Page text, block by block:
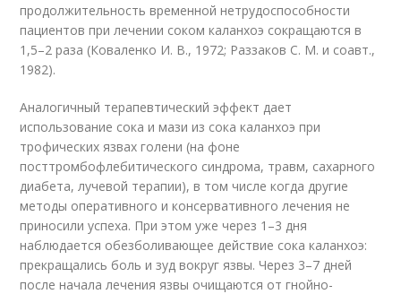
продолжительность временной нетрудоспособности
пациентов при лечении соком каланхоэ сокращаются в
1,5–2 раза (Коваленко И. В., 1972; Раззаков С. М. и соавт.,
1982).
Аналогичный терапевтический эффект дает
использование сока и мази из сока каланхоэ при
трофических язвах голени (на фоне
посттромбофлебитического синдрома, травм, сахарного
диабета, лучевой терапии), в том числе когда другие
методы оперативного и консервативного лечения не
приносили успеха. При этом уже через 1–3 дня
наблюдается обезболивающее действие сока каланхоэ:
прекращались боль и зуд вокруг язвы. Через 3–7 дней
после начала лечения язвы очищаются от гнойно-